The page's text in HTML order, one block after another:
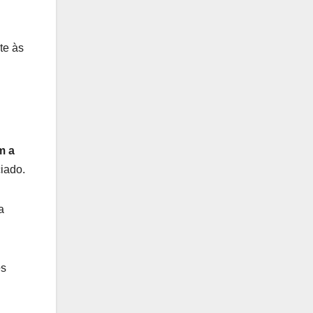
às
a